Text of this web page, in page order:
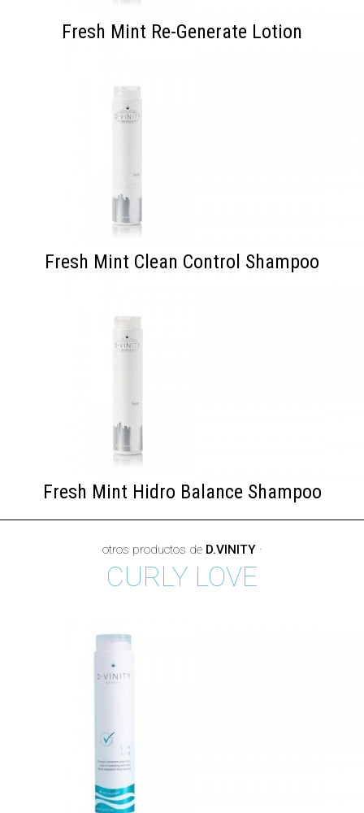
Fresh Mint Re-Generate Lotion
Fresh Mint Clean Control Shampoo
Fresh Mint Hidro Balance Shampoo
otros productos de D.VINITY·
CURLY LOVE